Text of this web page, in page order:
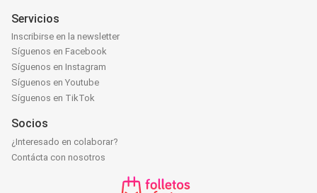
Servicios
Inscribirse en la newsletter
Síguenos en Facebook
Síguenos en Instagram
Síguenos en Youtube
Síguenos en TikTok
Socios
¿Interesado en colaborar?
Contácta con nosotros